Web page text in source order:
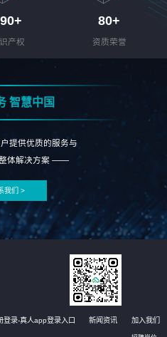
+
产权
80+
资质荣誉
智慧中国
提供优质的服务与
体解决方案 ——
我们 >
登录-真人app登录入口 新闻资讯 加入我们